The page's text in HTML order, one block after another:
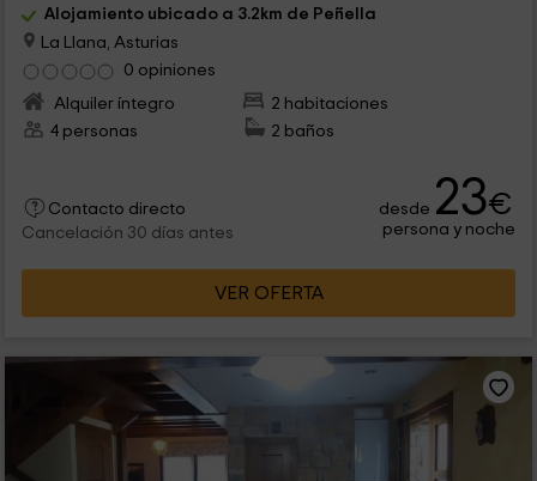
Alojamiento ubicado a 3.2km de Peñella
La Llana, Asturias
0 opiniones
Alquiler íntegro
2 habitaciones
4 personas
2 baños
Contacto directo
Cancelación 30 días antes
desde 23€
persona y noche
VER OFERTA